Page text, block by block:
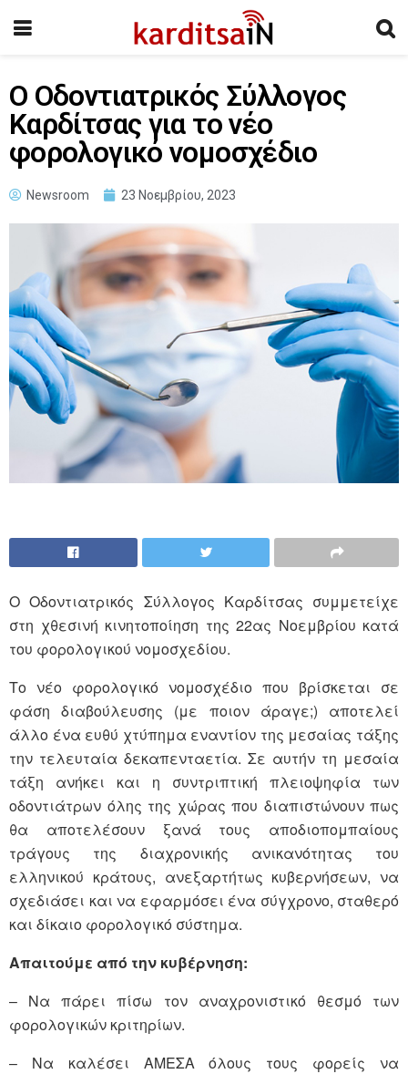
Ο Οδοντιατρικός Σύλλογος
Καρδίτσας για το νέο
φορολογικό νομοσχέδιο
Newsroom 23 Νοεμβρίου, 2023
Ο Οδοντιατρικός Σύλλογος Καρδίτσας συμμετείχε
στη χθεσινή κινητοποίηση της 22ας Νοεμβρίου κατά
του φορολογικού νομοσχεδίου.
Το νέο φορολογικό νομοσχέδιο που βρίσκεται σε
φάση διαβούλευσης (με ποιον άραγε;) αποτελεί
άλλο ένα ευθύ χτύπημα εναντίον της μεσαίας τάξης
την τελευταία δεκαπενταετία. Σε αυτήν τη μεσαία
τάξη ανήκει και η συντριπτική πλειοψηφία των
οδοντιάτρων όλης της χώρας που διαπιστώνουν πως
θα αποτελέσουν ξανά τους αποδιοπομπαίους
τράγους της διαχρονικής ανικανότητας του
ελληνικού κράτους, ανεξαρτήτως κυβερνήσεων, να
σχεδιάσει και να εφαρμόσει ένα σύγχρονο, σταθερό
και δίκαιο φορολογικό σύστημα.
Απαιτούμε από την κυβέρνηση:
– Να πάρει πίσω τον αναχρονιστικό θεσμό των
φορολογικών κριτηρίων.
– Να καλέσει ΑΜΕΣΑ όλους τους φορείς να